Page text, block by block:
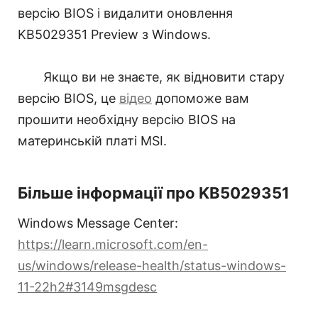
версію BIOS і видалити оновлення
KB5029351 Preview з Windows.
Якщо ви не знаєте, як відновити стару
версію BIOS, це відео допоможе вам
прошити необхідну версію BIOS на
материнській платі MSI.
Більше інформації про KB5029351
Windows Message Center:
https://learn.microsoft.com/en-
us/windows/release-health/status-windows-
11-22h2#3149msgdesc